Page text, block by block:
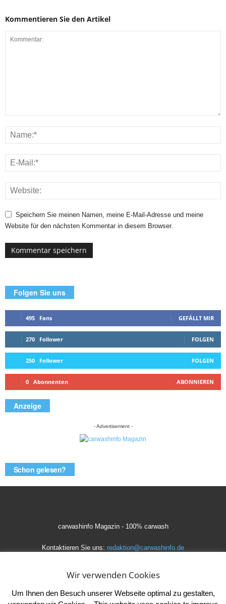
Kommentieren Sie den Artikel
Speichern Sie meinen Namen, meine E-Mail-Adresse und meine
Website für den nächsten Kommentar in diesem Browser.
Folgen Sie uns
495 Fans GEFÄLLT MIR
270 Follower FOLGEN
250 Follower FOLGEN
0 Abonnenten ABONNIEREN
Anzeige
- Advertisement -
Schon gelesen?
carwashinfo Magazin - 100% carwash
Kontaktieren Sie uns: redaktion@carwashinfo.de
Wir verwenden Cookies
Um Ihnen den Besuch unserer Webseite optimal zu gestalten,